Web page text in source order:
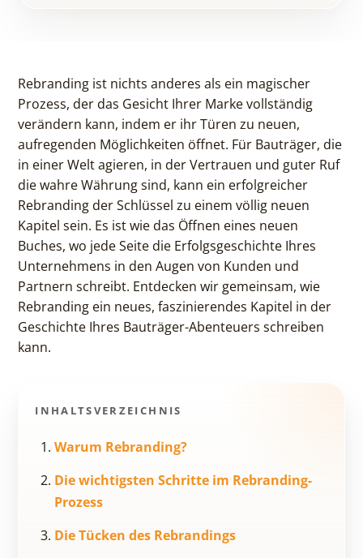
Rebranding ist nichts anderes als ein magischer
Prozess, der das Gesicht Ihrer Marke vollständig
verändern kann, indem er ihr Türen zu neuen,
aufregenden Möglichkeiten öffnet. Für Bauträger, die
in einer Welt agieren, in der Vertrauen und guter Ruf
die wahre Währung sind, kann ein erfolgreicher
Rebranding der Schlüssel zu einem völlig neuen
Kapitel sein. Es ist wie das Öffnen eines neuen
Buches, wo jede Seite die Erfolgsgeschichte Ihres
Unternehmens in den Augen von Kunden und
Partnern schreibt. Entdecken wir gemeinsam, wie
Rebranding ein neues, faszinierendes Kapitel in der
Geschichte Ihres Bauträger-Abenteuers schreiben
kann.
INHALTSVERZEICHNIS
Warum Rebranding?
Die wichtigsten Schritte im Rebranding-
Prozess
Die Tücken des Rebrandings